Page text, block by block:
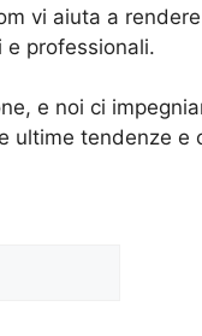
vi aiuta a
professionali.
e noi ci
ultime tendenze e